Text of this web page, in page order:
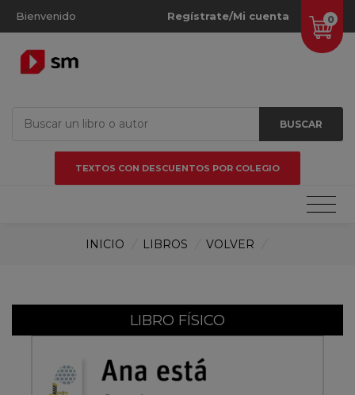
Bienvenido 0
Regístrate/Mi cuenta
BUSCAR
TEXTOS CON DESCUENTOS POR COLEGIO
INICIO LIBROS VOLVER
LIBRO FÍSICO